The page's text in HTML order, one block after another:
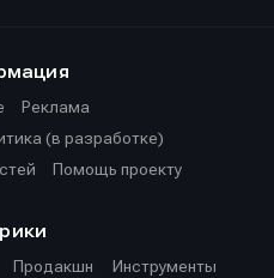
Реклама
(в разработке)
Помощь проекту
Продакшн
Инструменты